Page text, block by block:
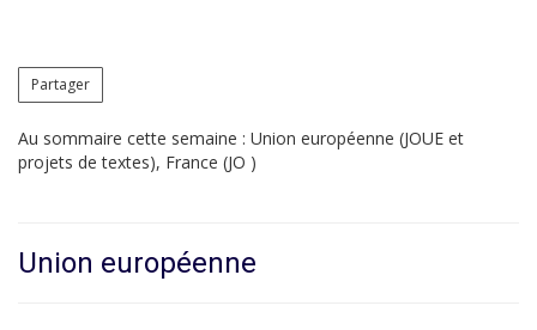
Partager
Au sommaire cette semaine : Union européenne (JOUE et
projets de textes), France (JO )
Union européenne